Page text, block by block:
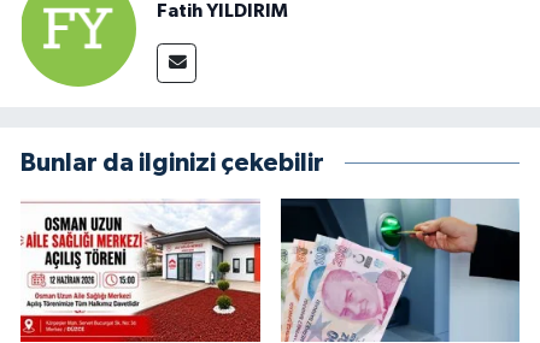
Fatih YILDIRIM
Bunlar da ilginizi çekebilir